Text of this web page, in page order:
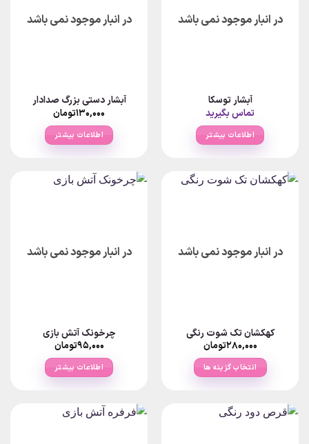
در انبار موجود نمی باشد
آبشار توسکا
تماس بگیرید
اطلاعات بیشتر
در انبار موجود نمی باشد
آبشار دستی بزرگ صدادار
۱۳۰,۰۰۰تومان
اطلاعات بیشتر
در انبار موجود نمی باشد
کهکشان تک شوت رنگی
۲۸۰,۰۰۰تومان
انتخاب گزینه ها
دارای
در انبار موجود نمی باشد
چرخونک آتش بازی
۹۵,۰۰۰تومان
اطلاعات بیشتر